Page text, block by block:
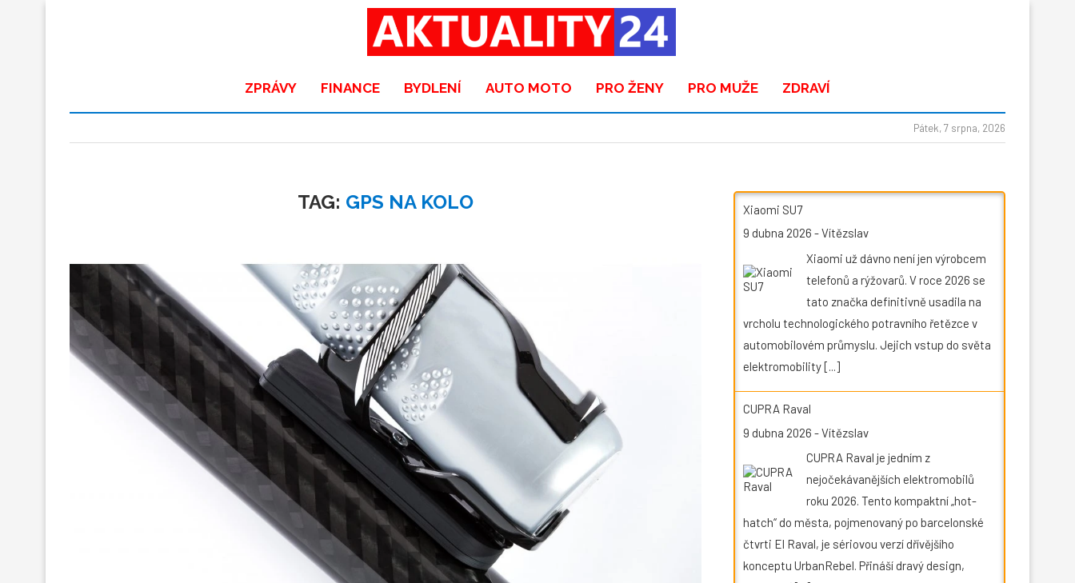
ZPRÁVY FINANCE BYDLENÍ AUTO MOTO PRO ŽENY PRO MUŽE ZDRAVÍ
Pátek, 7 srpna, 2026
TAG: GPS NA KOLO
Xiaomi SU7
9 dubna 2026 -Vítězslav
Xiaomi už dávno není jen výrobcem
telefonů a rýžovarů. V roce 2026 se
tato značka definitivně usadila na
vrcholu technologického potravního řetězce v
automobilovém průmyslu. Jejich vstup do světa
elektromobility[...]
CUPRA Raval
9 dubna 2026 -Vítězslav
CUPRA Raval je jedním z
nejočekávanějších elektromobilů
roku 2026. Tento kompaktní „hot-
hatch“ do města, pojmenovaný po barcelonské
čtvrti El Raval, je sériovou verzí dřívějšího
konceptu UrbanRebel. Přináší dravý design,